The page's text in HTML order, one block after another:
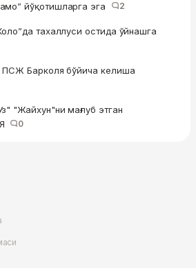
йўқотишларга эга
2
тахаллуси остида ўйнашга
ПСЖ Барколя бўйича келиша
"Жайхун"ни мағлуб этган
0